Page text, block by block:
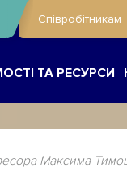
Співробітникам
ТА РЕСУРСИ
Максима